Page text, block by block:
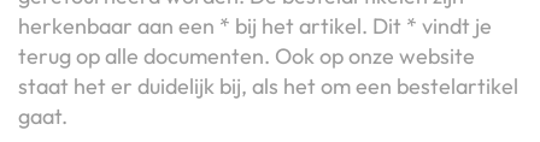
herkenbaar aan een * bij het artikel. Dit * vindt je
terug op alle documenten. Ook op onze website
staat het er duidelijk bij, als het om een bestelartikel
gaat.